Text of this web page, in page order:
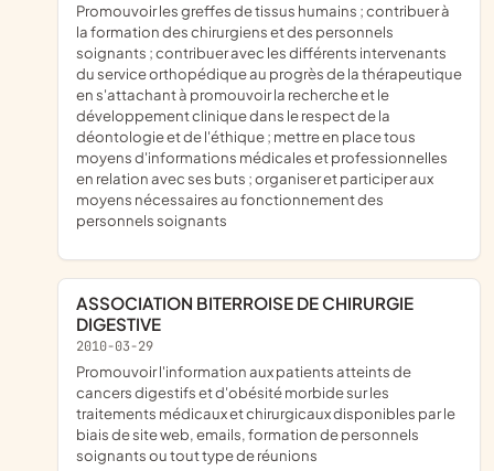
promouvoir les greffes de tissus humains ; contribuer à
la formation des chirurgiens et des personnels
soignants ; contribuer avec les différents intervenants
du service orthopédique au progrès de la thérapeutique
en s'attachant à promouvoir la recherche et le
développement clinique dans le respect de la
déontologie et de l'éthique ; mettre en place tous
moyens d'informations médicales et professionnelles
en relation avec ses buts ; organiser et participer aux
moyens nécessaires au fonctionnement des
personnels soignants
ASSOCIATION BITERROISE DE CHIRURGIE
DIGESTIVE
2010-03-29
promouvoir l'information aux patients atteints de
cancers digestifs et d'obésité morbide sur les
traitements médicaux et chirurgicaux disponibles par le
biais de site web, emails, formation de personnels
soignants ou tout type de réunions